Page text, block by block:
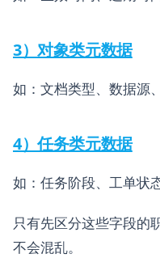
3）对象类元数据
如：文档类型、数据源
4）任务类元数据
如：任务阶段、工单状
只有先区分这些字段的
不会混乱。